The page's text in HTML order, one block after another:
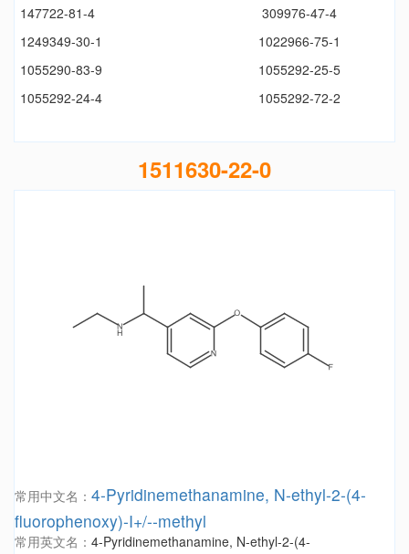
147722-81-4
309976-47-4
1249349-30-1
1022966-75-1
1055290-83-9
1055292-25-5
1055292-24-4
1055292-72-2
1511630-22-0
常用中文名： 4-Pyridinemethanamine, N-ethyl-2-(4-
fluorophenoxy)-I+/--methyl
常用英文名： 4-Pyridinemethanamine, N-ethyl-2-(4-